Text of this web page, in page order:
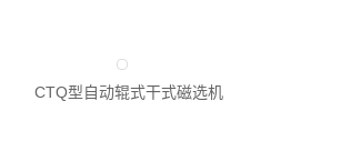
CTQ型自动辊式干式磁选机